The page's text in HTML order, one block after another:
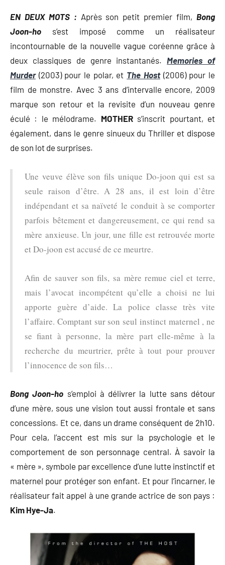
EN DEUX MOTS : Après son petit premier film, Bong
Joon-ho
s’est imposé comme un réalisateur
incontournable de la nouvelle vague coréenne grâce à
deux classiques de genre instantanés. Memories of
Murder(2003) pour le polar, et The Host(2006) pour le
film de monstre. Avec 3 ans d’intervalle encore, 2009
marque son retour et la revisite d’un nouveau genre
éculé : le mélodrame. MOTHER s’inscrit pourtant, et
également, dans le genre sinueux du Thriller et dispose
de son lot de surprises.
Une veuve élève son fils unique Do-joon qui est sa
seule raison d’être. A 28 ans, il est loin d’être
indépendant et sa naïveté le conduit à se comporter
parfois bêtement et dangereusement, ce qui rend sa
mère anxieuse. Un jour, une fille est retrouvée morte
et Do-joon est accusé de ce meurtre.
Afin de sauver son fils, sa mère remue ciel et terre,
mais l’avocat incompétent qu’elle a choisi ne lui
apporte guère d’aide. La police classe très vite
l’affaire. Comptant sur son seul instinct maternel , ne
se fiant à personne, la mère part elle-même à la
recherche du meurtrier, prête à tout pour prouver
l’innocence de son fils…
Bong Joon-ho s’emploi à délivrer la lutte sans détour
d’une mère, sous une vision tout aussi frontale et sans
concessions. Et ce, dans un drame conséquent de 2h10.
Pour cela, l’accent est mis sur la psychologie et le
comportement de son personnage central. À savoir la
« mère », symbole par excellence d’une lutte instinctif et
maternel pour protéger son enfant. Et pour l’incarner, le
réalisateur fait appel à une grande actrice de son pays :
Kim Hye-Ja.